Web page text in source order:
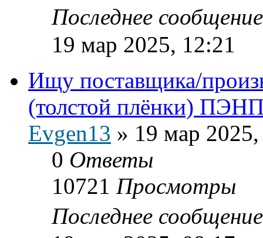
Последнее
19 мар 2025, 12:21
Ищу поставщика/
(толстой плёнки)
Evgen13 » 19 мар
0 Ответы
10721 Просмотры
Последнее